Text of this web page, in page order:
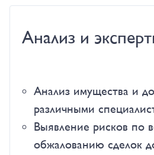
Анализ и
Анализ имущества и
различными
Выявление рисков по
обжалованию сделок